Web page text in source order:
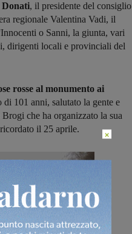
Donati, il presidente del consiglio
regionale Valentina Vadi, il
o Sanni, la giunta, vari
dirigenti locali e provinciali del
rosse al monumento ai
101 anni, salutato la gente e
che ha organizzato la sua
il 25 aprile.
×